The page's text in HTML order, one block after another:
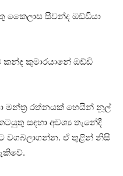
කෛලාස සීවන්ද ඔඩ්ඩියා
කුමාරයානේ ඔඩ්ඩි
මන්ත්‍ර රත්නයක්‌ හෙයින් නූල්
සඳහා අවශ්‍ය තැනේදී
වගබලාගන්න. ඒ තුළින් නිසි